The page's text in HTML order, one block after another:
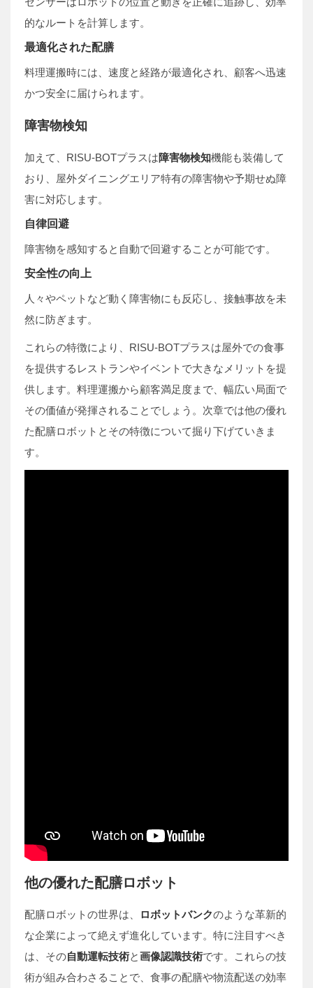
的なルートを計算します。
最適化された配膳
料理運搬時には、速度と経路が最適化され、顧客へ迅速
かつ安全に届けられます。
障害物検知
加えて、RISU-BOTプラスは障害物検知機能も装備して
おり、屋外ダイニングエリア特有の障害物や予期せぬ障
害に対応します。
自律回避
障害物を感知すると自動で回避することが可能です。
安全性の向上
人々やペットなど動く障害物にも反応し、接触事故を未
然に防ぎます。
これらの特徴により、RISU-BOTプラスは屋外での食事
を提供するレストランやイベントで大きなメリットを提
供します。料理運搬から顧客満足度まで、幅広い局面で
その価値が発揮されることでしょう。次章では他の優れ
た配膳ロボットとその特徴について掘り下げていきま
す。
他の優れた配膳ロボット
配膳ロボットの世界は、 ロボットバンクのような革新的
な企業によって絶えず進化しています。特に注目すべき
は、その自動運転技術と画像認識技術です。これらの技
術が組み合わさることで、食事の配膳や物流配送の効率